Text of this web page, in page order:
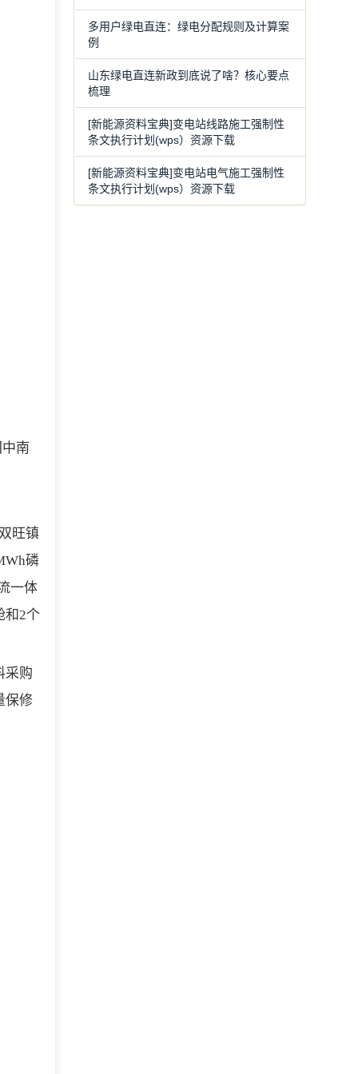
南
旺镇
磷
一体
和2个
采购
保修
多用户绿电直连：绿电分配规则及计算案
例
山东绿电直连新政到底说了啥？核心要点
梳理
[新能源资料宝典]变电站线路施工强制性
条文执行计划(wps）资源下载
[新能源资料宝典]变电站电气施工强制性
条文执行计划(wps）资源下载